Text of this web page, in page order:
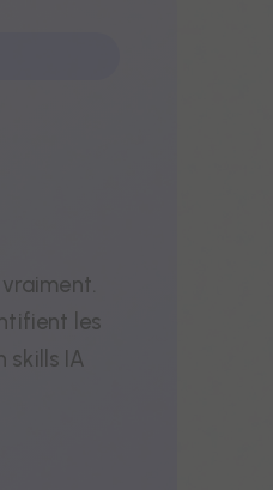
les
skills IA